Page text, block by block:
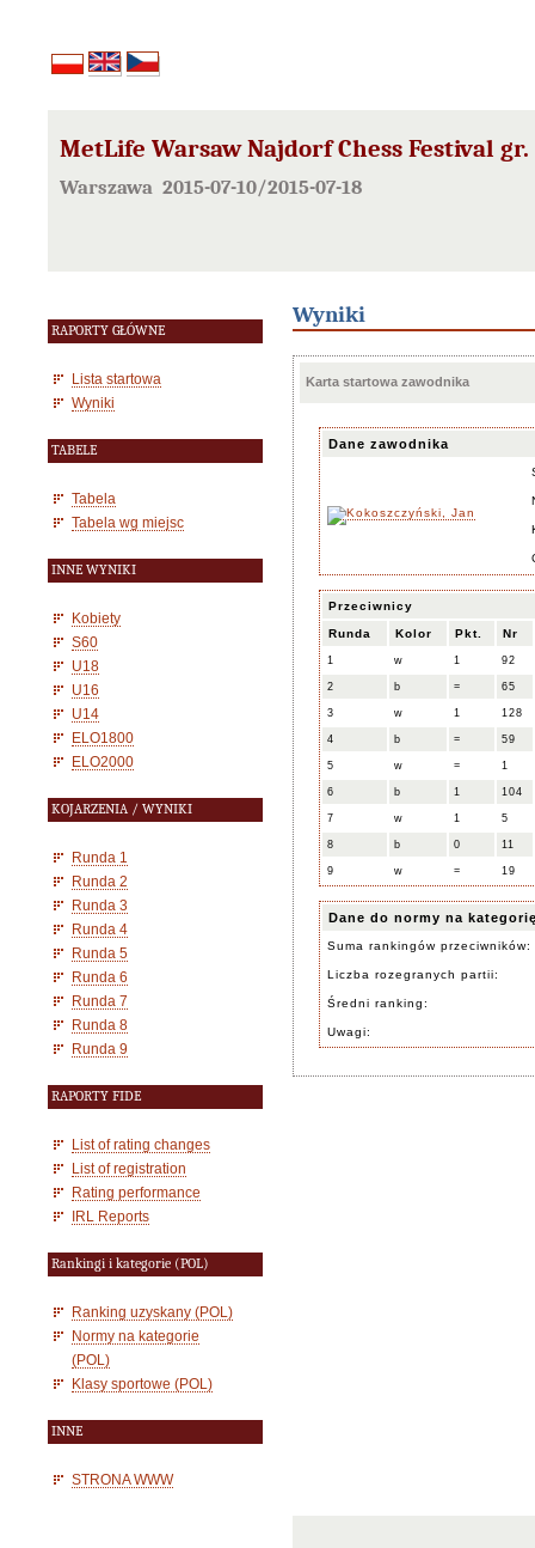
MetLife Warsaw Najdorf Chess Festival gr.
Warszawa 2015-07-10/2015-07-18
RAPORTY GŁÓWNE
Lista startowa
Wyniki
TABELE
Tabela
Tabela wg miejsc
INNE WYNIKI
Kobiety
S60
U18
U16
U14
ELO1800
ELO2000
KOJARZENIA / WYNIKI
Runda 1
Runda 2
Runda 3
Runda 4
Runda 5
Runda 6
Runda 7
Runda 8
Runda 9
RAPORTY FIDE
List of rating changes
List of registration
Rating performance
IRL Reports
Rankingi i kategorie (POL)
Ranking uzyskany (POL)
Normy na kategorie
(POL)
Klasy sportowe (POL)
INNE
STRONA WWW
Wyniki
Karta startowa zawodnika
Dane zawodnika
Przeciwnicy
Runda Kolor Pkt. Nr
1 w 1 92
2 b = 65
3 w 1 128
4 b = 59
5 w = 1
6 b 1 104
7 w 1 5
8 b 0 11
9 w = 19
Dane do normy na
Suma rankingów przeciwników:
Liczba rozegranych partii:
Średni ranking:
Uwagi: